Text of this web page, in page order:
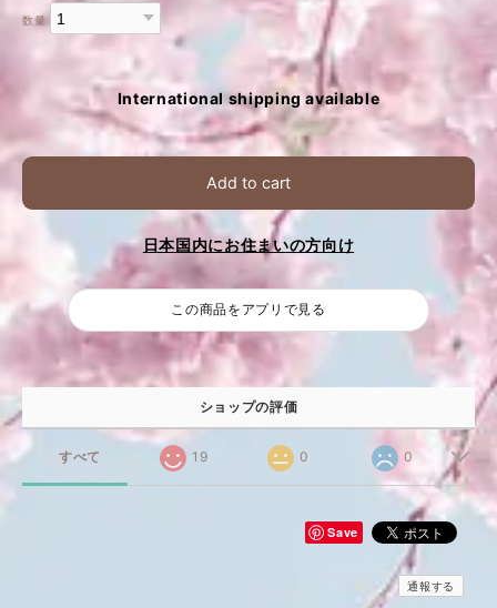
数量
International shipping available
Add to cart
日本国内にお住まいの方向け
この商品をアプリで見る
ショップの評価
すべて 19 0 0
Save
通報する